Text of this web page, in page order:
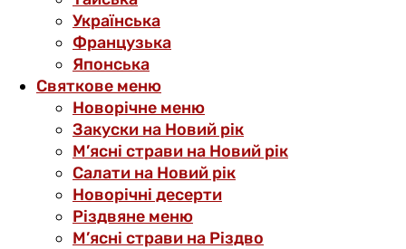
Українська
Французька
Японська
Святкове меню
Новорічне меню
Закуски на Новий рік
М’ясні страви на Новий рік
Салати на Новий рік
Новорічні десерти
Різдвяне меню
М’ясні страви на Різдво